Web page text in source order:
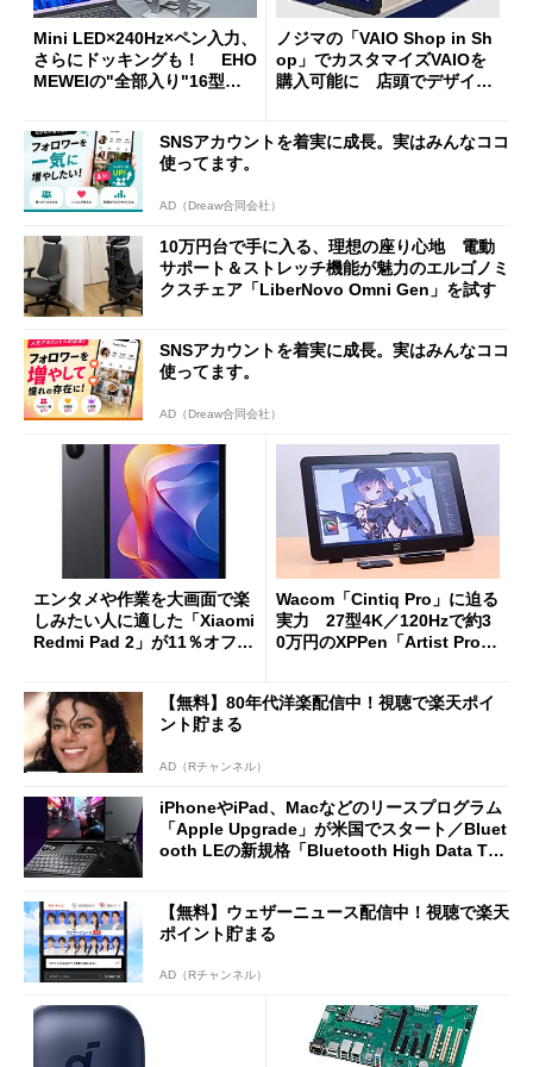
Mini LED×240Hz×ペン入力、
さらにドッキングも！ EHO
MEWEIの"全部入り"16型モ
ノジマの「VAIO Shop in Sh
op」でカスタマイズVAIOを
購入可能に 店頭でデザイン
SNSアカウントを着実に成長。実はみんなココ
使ってます。
AD（Dreaw合同会社）
10万円台で手に入る、理想の座り心地 電動
サポート＆ストレッチ機能が魅力のエルゴノミ
クスチェア「LiberNovo Omni Gen」を試す
SNSアカウントを着実に成長。実はみんなココ
使ってます。
AD（Dreaw合同会社）
エンタメや作業を大画面で楽
しみたい人に適した「Xiaomi
Redmi Pad 2」が11％オフの
Wacom「Cintiq Pro」に迫る
実力 27型4K／120Hzで約3
0万円のXPPen「Artist Pro 2
【無料】80年代洋楽配信中！視聴で楽天ポイ
ント貯まる
AD（Rチャンネル）
iPhoneやiPad、Macなどのリースプログラム
「Apple Upgrade」が米国でスタート／Bluet
ooth LEの新規格「Bluetooth High Data Thr
【無料】ウェザーニュース配信中！視聴で楽天
ポイント貯まる
AD（Rチャンネル）